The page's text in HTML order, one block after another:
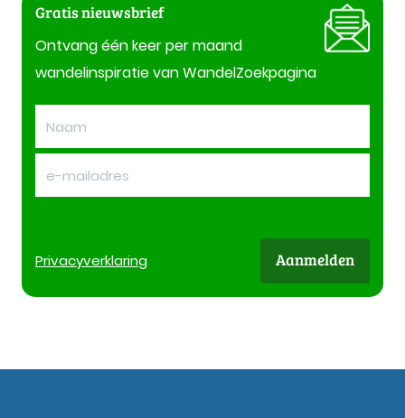
Gratis nieuwsbrief
Ontvang één keer per maand
wandelinspiratie van WandelZoekpagina
Privacyverklaring Aanmelden